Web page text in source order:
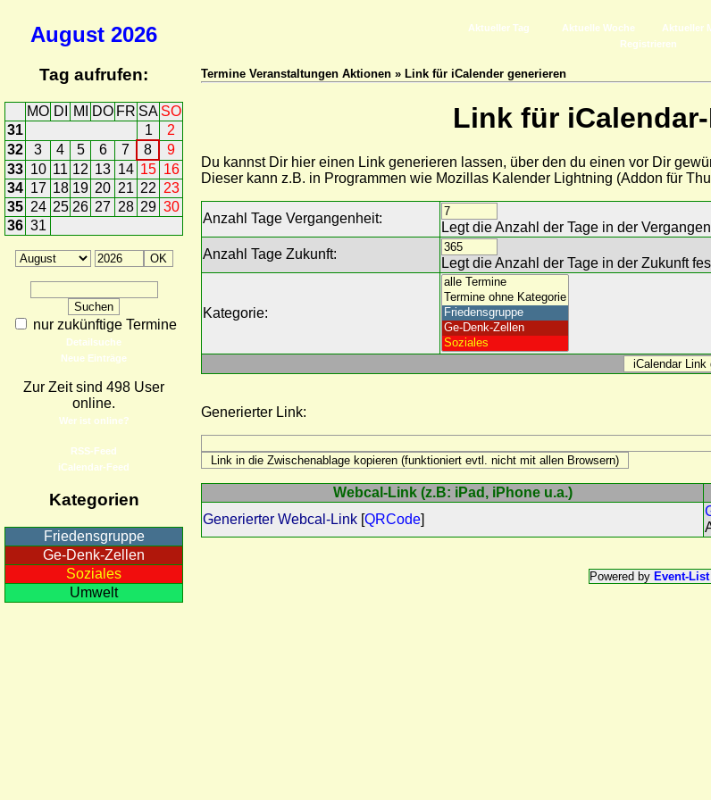
August 2026
Tag aufrufen:
MO DI MI DO FR SA SO
31
1
2
32
3 4 5 6 7 8
9
33 10 11 12 13 14 15 16
34 17 18 19 20 21 22 23
35 24 25 26 27 28 29 30
36 31
nur zukünftige Termine
Detailsuche
Neue Einträge
Zur Zeit sind 498 User
online.
Wer ist online?
RSS-Feed
iCalendar-Feed
Kategorien
Friedensgruppe
Ge-Denk-Zellen
Soziales
Umwelt
Aktueller Tag Aktuelle Woche Aktueller
Registrieren
Termine Veranstaltungen Aktionen » Link für iCalender generieren
Link für
Du kannst Dir hier einen Link generieren lassen, über den du einen vor Dir
Dieser kann z.B. in Programmen wie Mozillas Kalender Lightning (Addon für
Anzahl Tage Vergangenheit:
Legt die Anzahl der Tage in der
Anzahl Tage Zukunft:
Legt die Anzahl der Tage in der Zukunft
Kategorie:
Generierter Link:
Webcal-Link (z.B: iPad, iPhone u.a.)
Generierter Webcal-Link [QRCode]
Powered by Event-